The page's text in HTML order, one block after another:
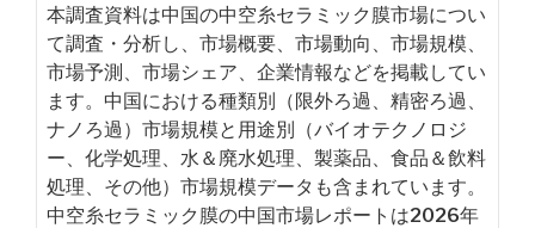
本調査資料は中国の中空糸セラミック膜市場につい
て調査・分析し、市場概要、市場動向、市場規模、
市場予測、市場シェア、企業情報などを掲載してい
ます。中国における種類別（限外ろ過、精密ろ過、
ナノろ過）市場規模と用途別（バイオテクノロジ
ー、化学処理、水＆廃水処理、製薬品、食品＆飲料
処理、その他）市場規模データも含まれています。
中空糸セラミック膜の中国市場レポートは2026年